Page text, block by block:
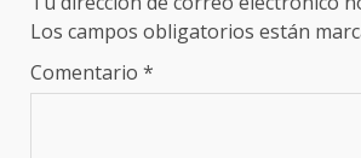
Los campos obligatorios están
Comentario *